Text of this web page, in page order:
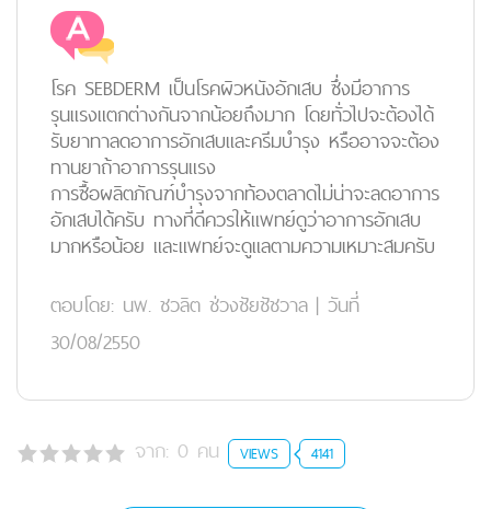
โรค SEBDERM เป็นโรคผิวหนังอักเสบ ซึ่งมีอาการ
รุนแรงแตกต่างกันจากน้อยถึงมาก โดยทั่วไปจะต้องได้
รับยาทาลดอาการอักเสบและครีมบำรุง หรืออาจจะต้อง
ทานยาถ้าอาการรุนแรง
การซื้อผลิตภัณฑ์บำรุงจากท้องตลาดไม่น่าจะลดอาการ
อักเสบได้ครับ ทางที่ดีควรให้แพทย์ดูว่าอาการอักเสบ
มากหรือน้อย และแพทย์จะดูแลตามความเหมาะสมครับ
ตอบโดย: นพ. ชวลิต ช่วงชัยชัชวาล | วันที่
30/08/2550
จาก: 0 คน VIEWS 4141